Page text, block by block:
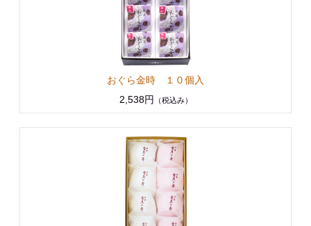
おぐら金時 １０個入
2,538円
（税込み）